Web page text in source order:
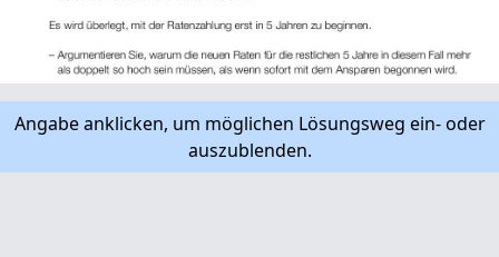
Angabe anklicken, um möglichen Lösungsweg ein- oder
auszublenden.